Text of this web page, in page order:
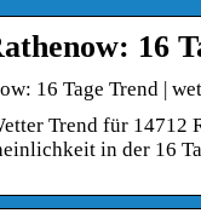
16
16 Tage Trend |
Trend für 14712
in der 16